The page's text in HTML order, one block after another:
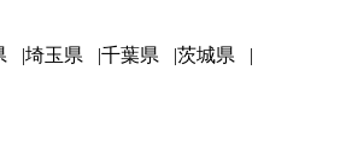
埼玉県 千葉県
茨城県